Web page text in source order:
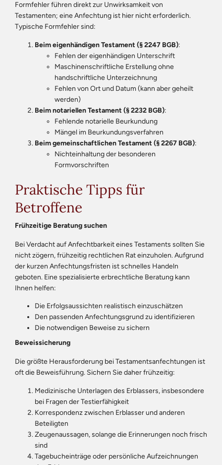
Formfehler führen direkt zur Unwirksamkeit von
Testamenten; eine Anfechtung ist hier nicht erforderlich.
Typische Formfehler sind:
Beim eigenhändigen Testament (§ 2247 BGB):
Fehlen der eigenhändigen Unterschrift
Maschinenschriftliche Erstellung ohne
handschriftliche Unterzeichnung
Fehlen von Ort und Datum (kann aber geheilt
werden)
Beim notariellen Testament (§ 2232 BGB):
Fehlende notarielle Beurkundung
Mängel im Beurkundungsverfahren
Beim gemeinschaftlichen Testament (§ 2267 BGB):
Nichteinhaltung der besonderen
Formvorschriften
Praktische Tipps für
Betroffene
Frühzeitige Beratung suchen
Bei Verdacht auf Anfechtbarkeit eines Testaments sollten Sie
nicht zögern, frühzeitig rechtlichen Rat einzuholen. Aufgrund
der kurzen Anfechtungsfristen ist schnelles Handeln
geboten. Eine spezialisierte erbrechtliche Beratung kann
Ihnen helfen:
Die Erfolgsaussichten realistisch einzuschätzen
Den passenden Anfechtungsgrund zu identifizieren
Die notwendigen Beweise zu sichern
Beweissicherung
Die größte Herausforderung bei Testamentsanfechtungen ist
oft die Beweisführung. Sichern Sie daher frühzeitig:
Medizinische Unterlagen des Erblassers, insbesondere
bei Fragen der Testierfähigkeit
Korrespondenz zwischen Erblasser und anderen
Beteiligten
Zeugenaussagen, solange die Erinnerungen noch frisch
sind
Tagebucheinträge oder persönliche Aufzeichnungen